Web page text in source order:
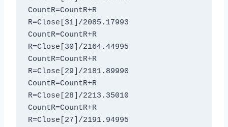
CountR=CountR+R
R=Close[31]/2085.17993
CountR=CountR+R
R=Close[30]/2164.44995
CountR=CountR+R
R=Close[29]/2181.89990
CountR=CountR+R
R=Close[28]/2213.35010
CountR=CountR+R
R=Close[27]/2191.94995